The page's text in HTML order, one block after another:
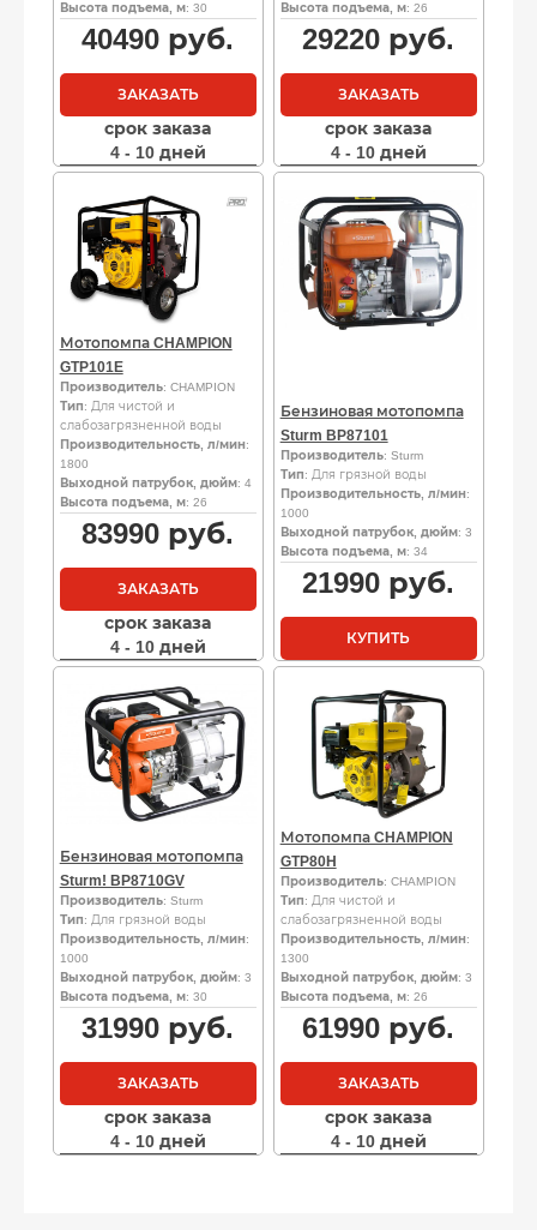
Высота подъема, м: 30
40490 руб.
ЗАКАЗАТЬ
срок заказа
4 - 10 дней
Высота подъема, м: 26
29220 руб.
ЗАКАЗАТЬ
срок заказа
4 - 10 дней
Мотопомпа CHAMPION
GTP101E
Производитель: CHAMPION
Тип: Для чистой и
слабозагрязненной воды
Производительность, л/мин:
1800
Выходной патрубок, дюйм: 4
Высота подъема, м: 26
83990 руб.
ЗАКАЗАТЬ
срок заказа
4 - 10 дней
Бензиновая мотопомпа
Sturm BP87101
Производитель: Sturm
Тип: Для грязной воды
Производительность, л/мин:
1000
Выходной патрубок, дюйм: 3
Высота подъема, м: 34
21990 руб.
КУПИТЬ
Бензиновая мотопомпа
Sturm! BP8710GV
Производитель: Sturm
Тип: Для грязной воды
Производительность, л/мин:
1000
Выходной патрубок, дюйм: 3
Высота подъема, м: 30
31990 руб.
ЗАКАЗАТЬ
срок заказа
4 - 10 дней
Мотопомпа CHAMPION
GTP80H
Производитель: CHAMPION
Тип: Для чистой и
слабозагрязненной воды
Производительность, л/мин:
1300
Выходной патрубок, дюйм: 3
Высота подъема, м: 26
61990 руб.
ЗАКАЗАТЬ
срок заказа
4 - 10 дней